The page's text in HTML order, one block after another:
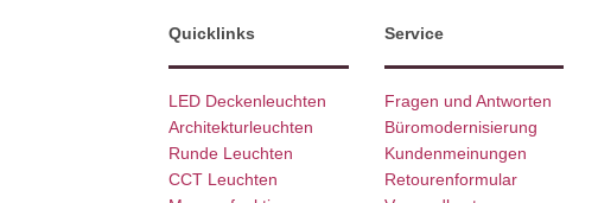
Quicklinks
LED Deckenleuchten
Architekturleuchten
Runde Leuchten
CCT Leuchten
Service
Fragen und Antworten
Büromodernisierung
Kundenmeinungen
Retourenformular